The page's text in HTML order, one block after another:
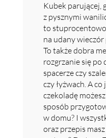
Kubek parującej,
z pysznymi
to
na udany
To także dobra
rozgrzanie się po
spacerze czy
czy łyżwach. A
czekoladę
sposób
w domu? I
oraz przepis